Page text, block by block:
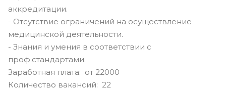
аккредитации.
- Отсутствие ограничений на осуществление
медицинской деятельности.
- Знания и умения в соответствии с
проф.стандартами.
Заработная плата: от 22000
Количество вакансий: 22